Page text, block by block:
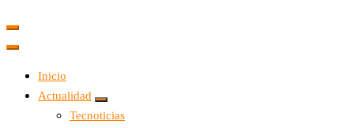
Yacal micro hosting
Inicio
Actualidad
Tecnoticias